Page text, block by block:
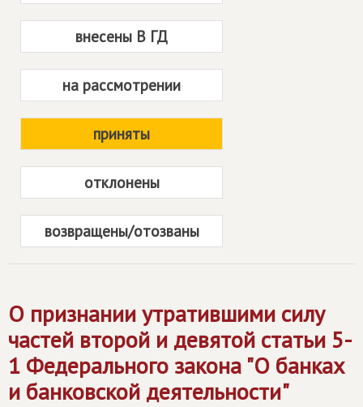
внесены В ГД
на рассмотрении
приняты
отклонены
возвращены/отозваны
О признании утратившими силу
частей второй и девятой статьи 5-
1 Федерального закона "О банках
и банковской деятельности"